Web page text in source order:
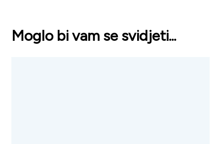
Moglo bi vam se svidjeti...